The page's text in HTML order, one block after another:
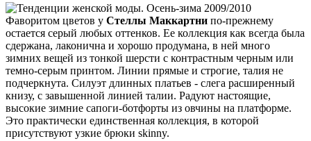
Фаворитом цветов у Стеллы Маккартни по-прежнему
остается серый любых оттенков. Ее коллекция как всегда была
сдержана, лаконична и хорошо продумана, в ней много
зимних вещей из тонкой шерсти с контрастным черным или
темно-серым принтом. Линии прямые и строгие, талия не
подчеркнута. Силуэт длинных платьев - слега расширенный
книзу, с завышенной линией талии. Радуют настоящие,
высокие зимние сапоги-ботфорты из овчины на платформе.
Это практически единственная коллекция, в которой
присутствуют узкие брюки skinny.